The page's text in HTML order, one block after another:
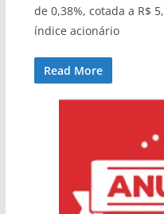
de 0,38%, cotada a R$
índice acionário
Read More